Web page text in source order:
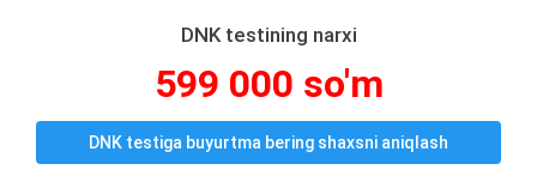
DNK testining narxi
599 000 so'm
DNK testiga buyurtma bering shaxsni aniqlash